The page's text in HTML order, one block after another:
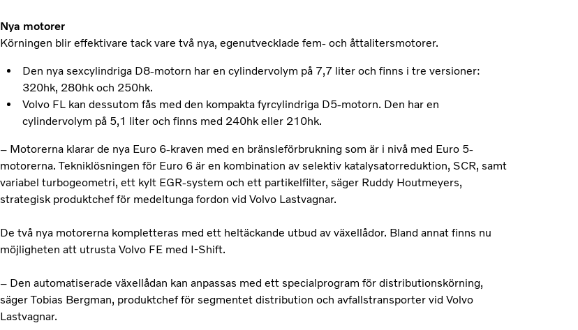
Nya motorer
Körningen blir effektivare tack vare två nya, egenutvecklade fem- och åttalitersmotorer.
Den nya sexcylindriga D8-motorn har en cylindervolym på 7,7 liter och finns i tre versioner:
320hk, 280hk och 250hk.
Volvo FL kan dessutom fås med den kompakta fyrcylindriga D5-motorn. Den har en
cylindervolym på 5,1 liter och finns med 240hk eller 210hk.
– Motorerna klarar de nya Euro 6-kraven med en bränsleförbrukning som är i nivå med Euro 5-
motorerna. Tekniklösningen för Euro 6 är en kombination av selektiv katalysatorreduktion, SCR, samt
variabel turbogeometri, ett kylt EGR-system och ett partikelfilter, säger Ruddy Houtmeyers,
strategisk produktchef för medeltunga fordon vid Volvo Lastvagnar.
De två nya motorerna kompletteras med ett heltäckande utbud av växellådor. Bland annat finns nu
möjligheten att utrusta Volvo FE med I-Shift.
– Den automatiserade växellådan kan anpassas med ett specialprogram för distributionskörning,
säger Tobias Bergman, produktchef för segmentet distribution och avfallstransporter vid Volvo
Lastvagnar.